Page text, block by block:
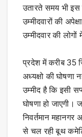
उतारते समय भी इस
उम्मीदवारों की
उम्मीदवार की
प्रदेश में करीब 35
अध्यक्षो की घोषणा
उम्मीद है कि इसी
घोषणा हो जाएगी।
निवर्तमान महानगर
से चल रही बूथ